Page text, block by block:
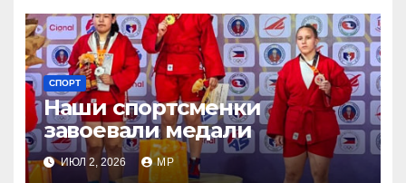
СПОРТ
Наши спортсменки
завоевали медали
ИЮЛ 2, 2026 MP